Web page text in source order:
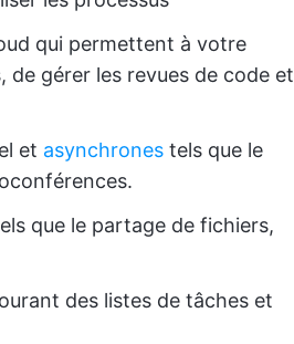
qui permettent à votre
gérer les revues de code et
et asynchrones tels que le
que le partage de fichiers,
des listes de tâches et